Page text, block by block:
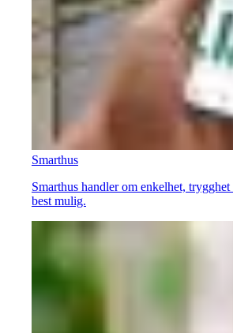
Smarthus
Smarthus handler om enkelhet,
best mulig.